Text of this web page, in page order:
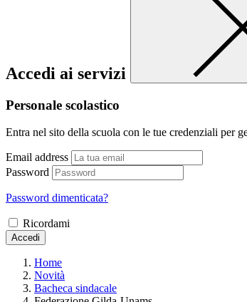
Accedi ai servizi
Personale scolastico
Entra nel sito della scuola con le tue credenziali per
Email address
Password
Password dimenticata?
Ricordami
Accedi
Home
Novità
Bacheca sindacale